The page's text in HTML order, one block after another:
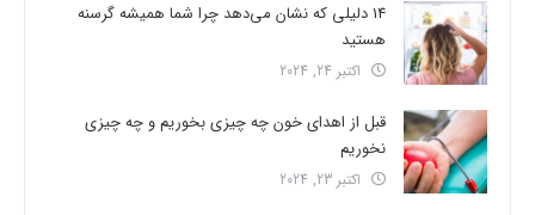
14 دلیلی که نشان می‌دهد چرا شما همیشه گرسنه
هستید
اکتبر 24, 2024
قبل از اهدای خون چه چیزی بخوریم و چه چیزی
نخوریم
اکتبر 23, 2024